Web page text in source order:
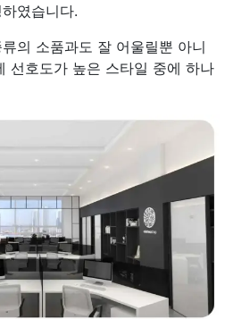
였습니다.
의 소품과도 잘 어울릴뿐 아니
선호도가 높은 스타일 중에 하나